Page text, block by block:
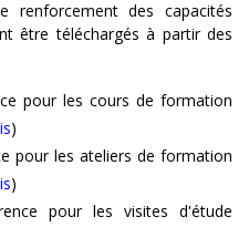
renforcement des capacités
être téléchargés à partir des
pour les cours de formation
)
pour les ateliers de formation
)
pour les visites d'étude